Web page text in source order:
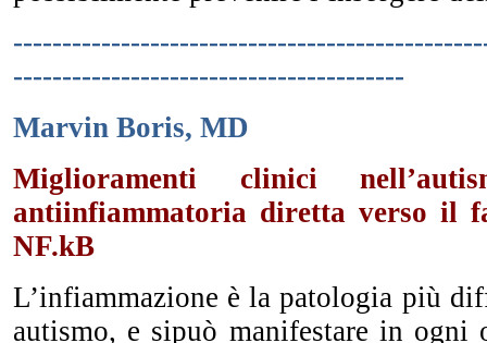
----------------------------------------
Marvin Boris, MD
Miglioramenti clinici
antiinfiammatoria diretta verso il
NF.kB
L’infiammazione è la patologia più
autismo, e sipuò manifestare in ogni